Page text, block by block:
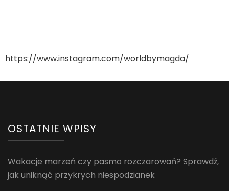
https://www.instagram.com/worldbymagda/
OSTATNIE WPISY
Wakacje marzeń czy pasmo rozczarowań? Sprawdź,
jak uniknąć przykrych niespodzianek